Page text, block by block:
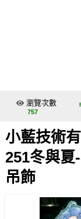
交流
攤位轉
會員功能選單
會員中心
登入
瀏覽次數
757
小藍技術
251冬與夏
吊飾